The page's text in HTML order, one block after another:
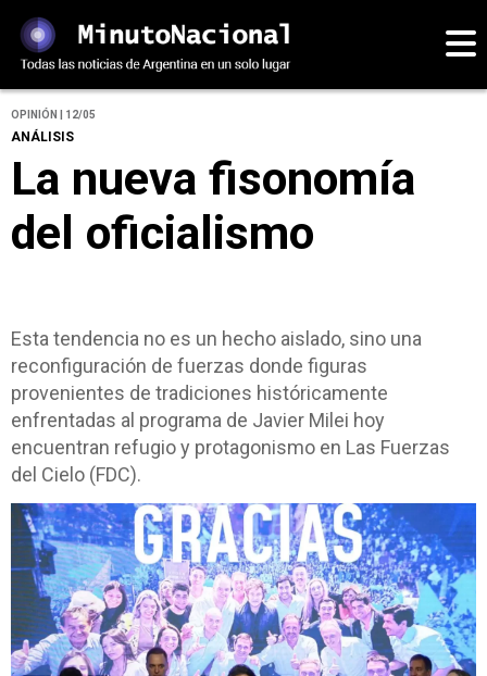
OPINIÓN | 12/05
ANÁLISIS
La nueva fisonomía
del oficialismo
Esta tendencia no es un hecho aislado, sino una
reconfiguración de fuerzas donde figuras
provenientes de tradiciones históricamente
enfrentadas al programa de Javier Milei hoy
encuentran refugio y protagonismo en Las Fuerzas
del Cielo (FDC).